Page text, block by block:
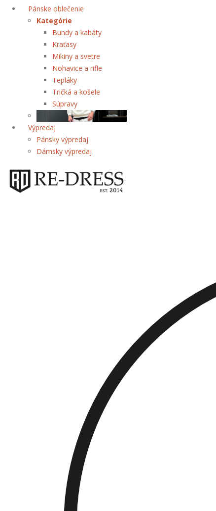
Pánske oblečenie
Kategórie
Bundy a kabáty
Kraťasy
Mikiny a svetre
Nohavice a rifle
Tepláky
Tričká a košele
Súpravy
Výpredaj
Pánsky výpredaj
Dámsky výpredaj